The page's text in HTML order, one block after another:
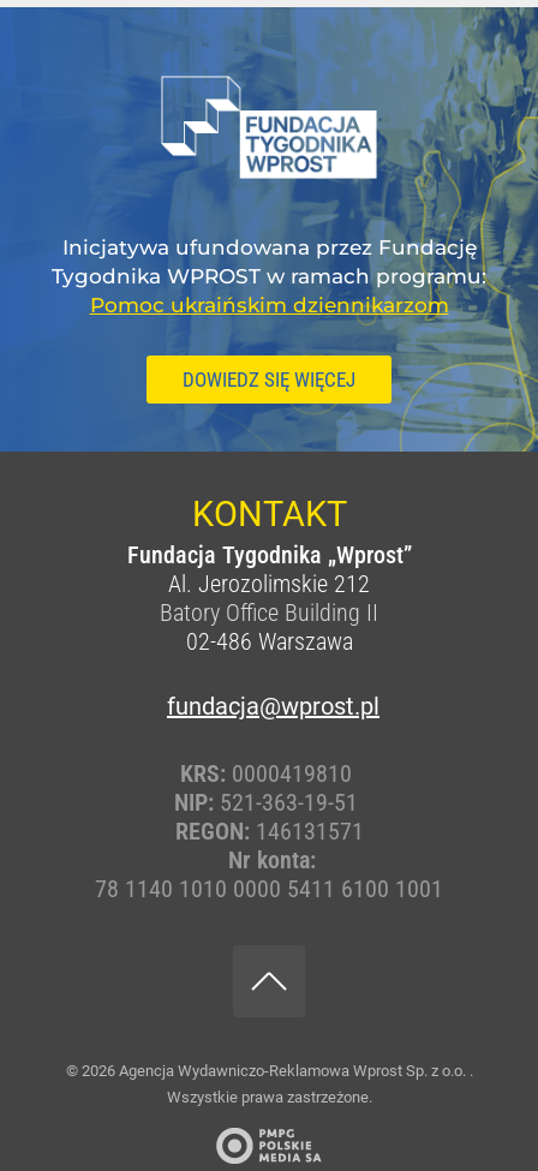
Inicjatywa ufundowana przez Fundację
Tygodnika WPROST w ramach programu:
Pomoc ukraińskim dziennikarzom
DOWIEDZ SIĘ WIĘCEJ
KONTAKT
Fundacja Tygodnika „Wprost”
Al. Jerozolimskie 212
Batory Office Building II
02-486 Warszawa
fundacja@wprost.pl
KRS: 0000419810
NIP: 521-363-19-51
REGON: 146131571
Nr konta:
78 1140 1010 0000 5411 6100 1001
© 2026 Agencja Wydawniczo-Reklamowa Wprost Sp. z o.o. .
Wszystkie prawa zastrzeżone.